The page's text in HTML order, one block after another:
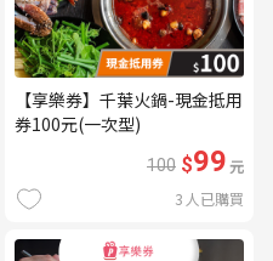
【享樂券】千葉火鍋-現金抵用
券100元(一次型)
100 $99元
3 人已購買